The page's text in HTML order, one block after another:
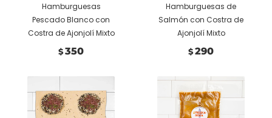
Hamburguesas
Pescado Blanco con
Costra de Ajonjolí Mixto
$ 350
Hamburguesas de
Salmón con Costra de
Ajonjolí Mixto
$ 290